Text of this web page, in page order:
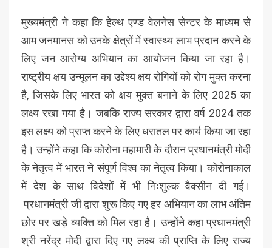
मुख्यमंत्री ने कहा कि हेल्थ एण्ड वेलनेस सेन्टर के माध्यम से
आम जनमानस को उनके क्षेत्रों में स्वास्थ्य लाभ प्रदान करने के
लिए जन आरोग्य अभियान का आयोजन किया जा रहा है।
राष्ट्रीय क्षय उन्मूलन का उद्देश्य क्षय रोगियों को रोग मुक्त करना
है, जिसके लिए भारत को क्षय मुक्त बनाने के लिए 2025 का
लक्ष्य रखा गया है। जबकि राज्य सरकार द्वारा वर्ष 2024 तक
इस लक्ष्य को प्राप्त करने के लिए धरातल पर कार्य किया जा रहा
है। उन्होंने कहा कि कोरोना महामारी के दौरान प्रधानमंत्री मोदी
के नेतृत्व में भारत ने संपूर्ण विश्व का नेतृत्व किया। कोरोनाकाल
में देश के साथ विदेशों में भी निःशुल्क वैक्सीन दी गई।
प्रधानमंत्री जी द्वारा शुरू किए गए हर अभियान का लाभ अंतिम
छोर पर खड़े व्यक्ति को मिल रहा है। उन्होंने कहा प्रधानमंत्री
श्री नरेंद्र मोदी द्वारा दिए गए लक्ष्य की प्राप्ति के लिए राज्य